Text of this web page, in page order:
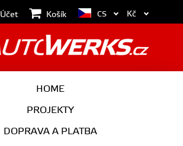
Účet Košík
HOME
PROJEKTY
DOPRAVA A PLATBA
CS Kč
PODVOZEK
VÝFUK